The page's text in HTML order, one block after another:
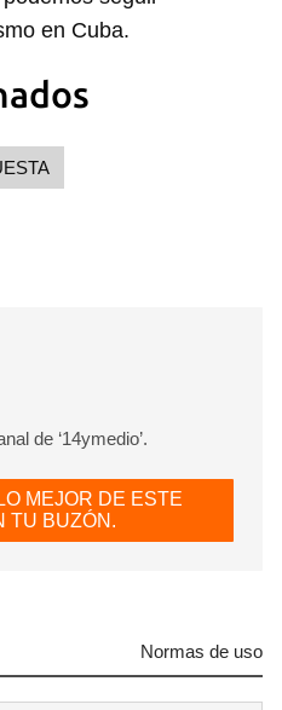
primero has de
de 14ymedio.
en Cuba.
de ‘14ymedio’.
MEJOR DE ESTE
TU BUZÓN.
Normas de uso